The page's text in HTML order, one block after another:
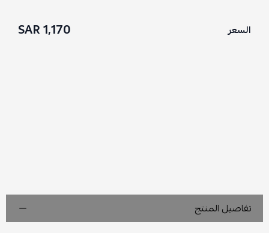
السعر 1,170 SAR
تفاصيل المنتج